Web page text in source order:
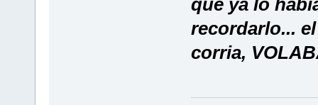
recordarlo...
corria,